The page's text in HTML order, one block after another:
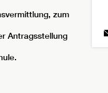
zum
Antragsstellung